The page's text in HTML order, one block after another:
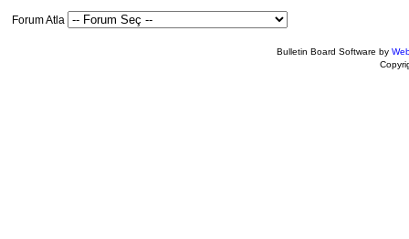
Forum Atla
Bulletin Board Software by